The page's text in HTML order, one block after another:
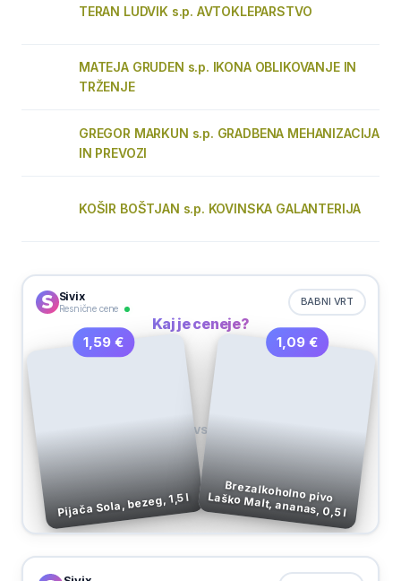
TERAN LUDVIK s.p. AVTOKLEPARSTVO
MATEJA GRUDEN s.p. IKONA OBLIKOVANJE IN
TRŽENJE
GREGOR MARKUN s.p. GRADBENA MEHANIZACIJA
IN PREVOZI
KOŠIR BOŠTJAN s.p. KOVINSKA GALANTERIJA
Sivix
Resnične cene
BABNI VRT
Kaj je ceneje?
1,59 €
Pijača Sola, bezeg, 1,5 l
VS
1,09 €
Brezalkoholno pivo Laško Malt, ananas, 0,5 l